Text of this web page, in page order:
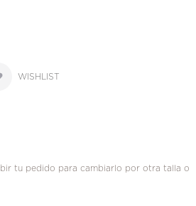
WISHLIST
tu pedido para cambiarlo por otra talla o